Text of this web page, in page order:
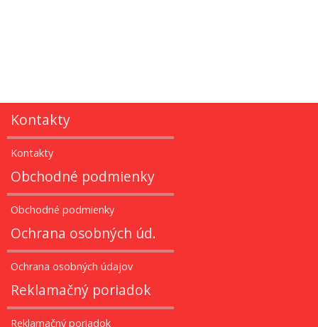
Kontakty
Kontakty
Obchodné podmienky
Obchodné podmienky
Ochrana osobných úd.
Ochrana osobných údajov
Reklamačný poriadok
Reklamačný poriadok